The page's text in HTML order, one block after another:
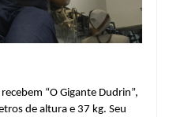
“O Gigante Dudrin”,
de altura e 37 kg. Seu